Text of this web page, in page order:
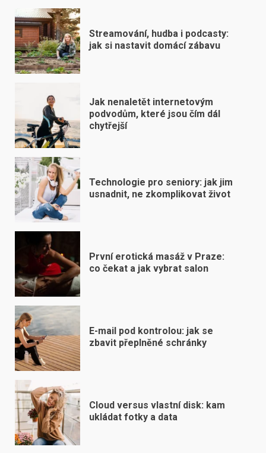
Streamování, hudba i podcasty:
jak si nastavit domácí zábavu
Jak nenaletět internetovým
podvodům, které jsou čím dál
chytřejší
Technologie pro seniory: jak jim
usnadnit, ne zkomplikovat život
První erotická masáž v Praze:
co čekat a jak vybrat salon
E-mail pod kontrolou: jak se
zbavit přeplněné schránky
Cloud versus vlastní disk: kam
ukládat fotky a data